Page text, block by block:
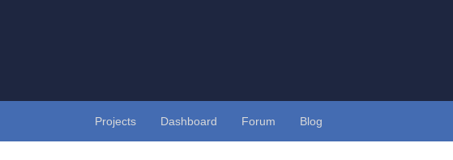
Projects Dashboard Forum Blog